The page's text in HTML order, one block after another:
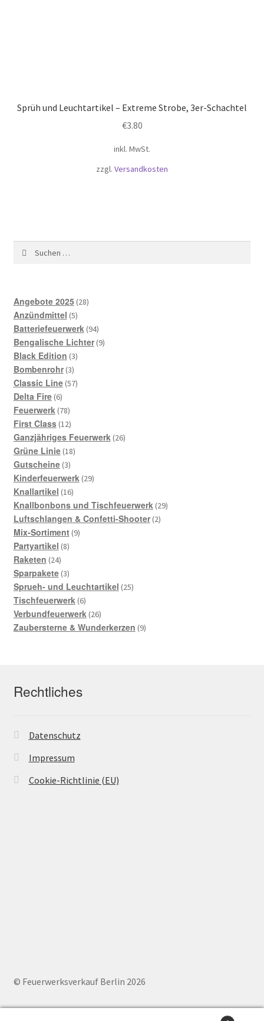
Sprüh und Leuchtartikel – Extreme Strobe, 3er-Schachtel
€3.80
inkl. MwSt.
zzgl. Versandkosten
Angebote 2025 28
Anzündmittel 5
Batteriefeuerwerk 94
Bengalische Lichter 9
Black Edition 3
Bombenrohr 3
Classic Line 57
Delta Fire 6
Feuerwerk 78
First Class 12
Ganzjähriges Feuerwerk 26
Grüne Linie 18
Gutscheine 3
Kinderfeuerwerk 29
Knallartikel 16
Knallbonbons und Tischfeuerwerk 29
Luftschlangen & Confetti-Shooter 2
Mix-Sortiment 9
Partyartikel 8
Raketen 24
Sparpakete 3
Sprueh- und Leuchtartikel 25
Tischfeuerwerk 6
Verbundfeuerwerk 26
Zaubersterne & Wunderkerzen 9
Rechtliches
Datenschutz
Impressum
Cookie-Richtlinie (EU)
© Feuerwerksverkauf Berlin 2026